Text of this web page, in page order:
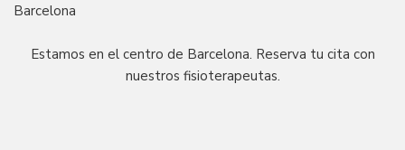
Barcelona
Estamos en el centro de Barcelona. Reserva tu cita con
nuestros fisioterapeutas.